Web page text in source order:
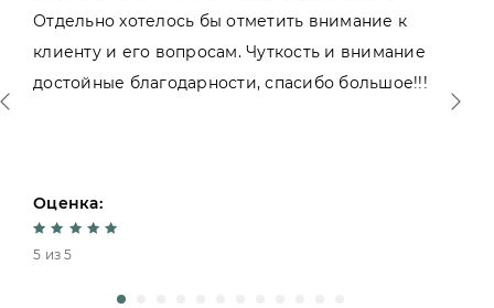
Отдельно хотелось бы отметить внимание к
клиенту и его вопросам. Чуткость и внимание
достойные благодарности, спасибо большое!!!
Оценка:
5 из 5